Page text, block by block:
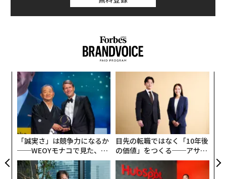
「誠実さ」は競争力になるか
──WEOYモナコで見た、く
ら寿司の経営哲学
目先の転職ではなく「10年後
の価値」をつくる──アサイ
ンの長期伴走型支援とは